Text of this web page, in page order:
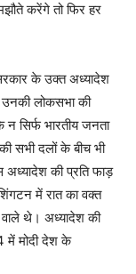
करेंगे तो फिर हर
के उक्त अध्यादेश
उनकी लोकसभा की
सिर्फ भारतीय जनता
सभी दलों के बीच भी
की प्रति फाड़
में रात का वक्त
वाले थे। अध्यादेश की
में मोदी देश के